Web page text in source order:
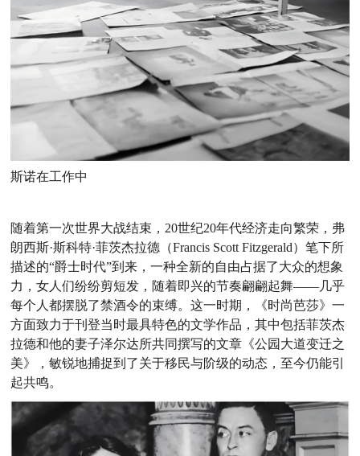
斯诺在工作中
随着第一次世界大战结束，20世纪20年代经济走向繁荣，弗
朗西斯·斯科特·菲茨杰拉德（Francis Scott Fitzgerald）笔下所
描述的“爵士时代”到来，一种全新的自由占据了大众的想象
力，女人们纷纷剪短发，随着即兴的节奏翩翩起舞——几乎
每个人都摆脱了禁酒令的束缚。这一时期，《时尚芭莎》一
方面致力于刊登当时最具特色的文学作品，其中包括菲茨杰
拉德和他的妻子泽尔达所共同撰写的文章《公园大道变迁之
美》，敏锐地捕捉到了关于移民与阶级的动态，至今仍能引
起共鸣。